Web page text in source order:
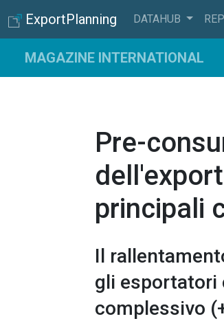
ExportPlanning DATAHUB
MAGAZINE INTERNATIONAL
Pre-
principali
Il
gli esportatori
complessivo